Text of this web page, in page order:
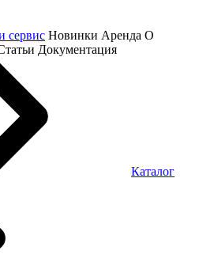
сервис Новинки Аренда О
Документация
Каталог